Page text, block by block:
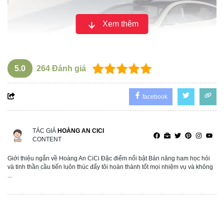
Mẫu thiết kế vấp phải nhiều tranh cãi
Họ cũng lo ngại về tính thực tiễn của thiết kế này trong
điều kiện thời tiết khắc nghiệt như mưa tuyết phổ biến ở
Xem thêm
5.0 264 Đánh giá
facebook
TÁC GIẢ HOÀNG AN CICI
CONTENT
Giới thiệu ngắn về Hoàng An CiCi Đặc điểm nổi bật Bản năng ham học hỏi
và tinh thần cầu tiến luôn thúc đẩy tôi hoàn thành tốt mọi nhiệm vụ và không
...